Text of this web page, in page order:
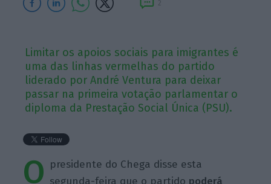
2
Limitar os apoios sociais para imigrantes é
uma das linhas vermelhas do partido
liderado por André Ventura para deixar
passar na primeira votação parlamentar o
diploma da Prestação Social Única (PSU).
O presidente do Chega disse esta
segunda-feira que o partido poderá